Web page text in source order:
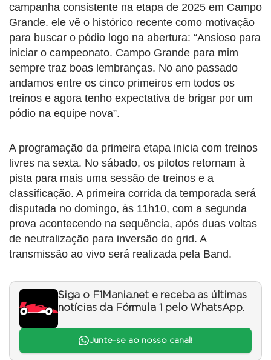
campanha consistente na etapa de 2025 em Campo
Grande. ele vê o histórico recente como motivação
para buscar o pódio logo na abertura: “Ansioso para
iniciar o campeonato. Campo Grande para mim
sempre traz boas lembranças. No ano passado
andamos entre os cinco primeiros em todos os
treinos e agora tenho expectativa de brigar por um
pódio na equipe nova”.
A programação da primeira etapa inicia com treinos
livres na sexta. No sábado, os pilotos retornam à
pista para mais uma sessão de treinos e a
classificação. A primeira corrida da temporada será
disputada no domingo, às 11h10, com a segunda
prova acontecendo na sequência, após duas voltas
de neutralização para inversão do grid. A
transmissão ao vivo será realizada pela Band.
Siga o F1Mania.net e receba as últimas
notícias da Fórmula 1 pelo WhatsApp.
Junte-se ao nosso canal!